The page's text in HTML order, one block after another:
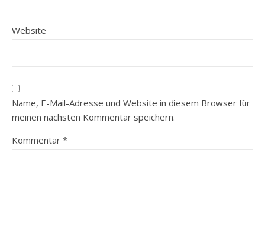
Website
Name, E-Mail-Adresse und Website in diesem Browser für
meinen nächsten Kommentar speichern.
Kommentar *